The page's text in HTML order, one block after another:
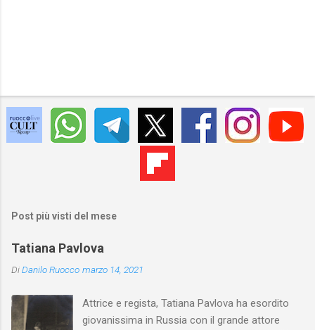
Post più visti del mese
Tatiana Pavlova
DiDanilo Ruocco marzo 14, 2021
Attrice e regista, Tatiana Pavlova ha esordito
giovanissima in Russia con il grande attore